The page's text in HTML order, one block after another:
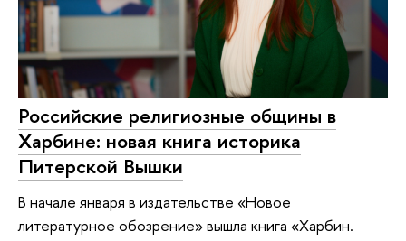
Российские религиозные общины в
Харбине: новая книга историка
Питерской Вышки
В начале января в издательстве «Новое
литературное обозрение» вышла книга «Харбин.